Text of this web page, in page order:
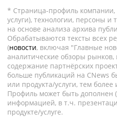
* Страница-профиль компании,
услуги), технологии, персоны и
на основе анализа архива
Обрабатываются тексты всех
(новости, включая "Главные
аналитические обзоры рынков,
содержание партнёрских
больше публикаций на CNews
или продукта/услуги, тем
Профиль может быть дополнен
информацией, в т.ч.
продукте/услуге.